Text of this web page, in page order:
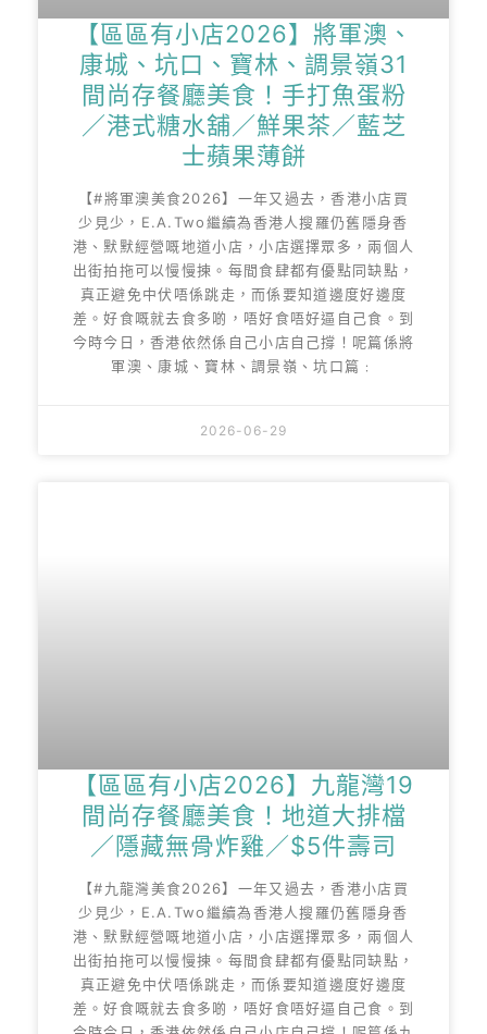
【區區有小店2026】將軍澳、
康城、坑口、寶林、調景嶺31
間尚存餐廳美食！手打魚蛋粉
／港式糖水舖／鮮果茶／藍芝
士蘋果薄餅
【#將軍澳美食2026】一年又過去，香港小店買
少見少，E.A.Two繼續為香港人搜羅仍舊隱身香
港、默默經營嘅地道小店，小店選擇眾多，兩個人
出街拍拖可以慢慢揀。每間食肆都有優點同缺點，
真正避免中伏唔係跳走，而係要知道邊度好邊度
差。好食嘅就去食多啲，唔好食唔好逼自己食。到
今時今日，香港依然係自己小店自己撐！呢篇係將
軍澳、康城、寶林、調景嶺、坑口篇﹕
2026-06-29
【區區有小店2026】九龍灣19
間尚存餐廳美食！地道大排檔
／隱藏無骨炸雞／$5件壽司
【#九龍灣美食2026】一年又過去，香港小店買
少見少，E.A.Two繼續為香港人搜羅仍舊隱身香
港、默默經營嘅地道小店，小店選擇眾多，兩個人
出街拍拖可以慢慢揀。每間食肆都有優點同缺點，
真正避免中伏唔係跳走，而係要知道邊度好邊度
差。好食嘅就去食多啲，唔好食唔好逼自己食。到